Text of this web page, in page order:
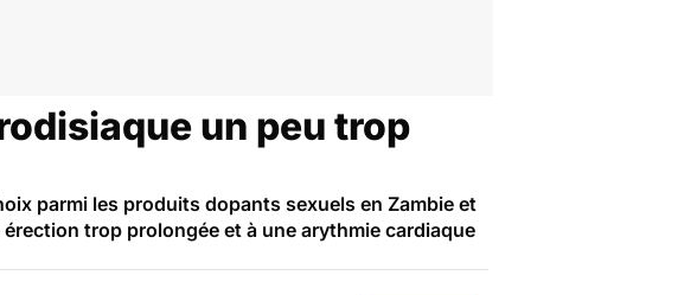
un peu trop
parmi les produits dopants sexuels en Zambie et
trop prolongée et à une arythmie cardiaque